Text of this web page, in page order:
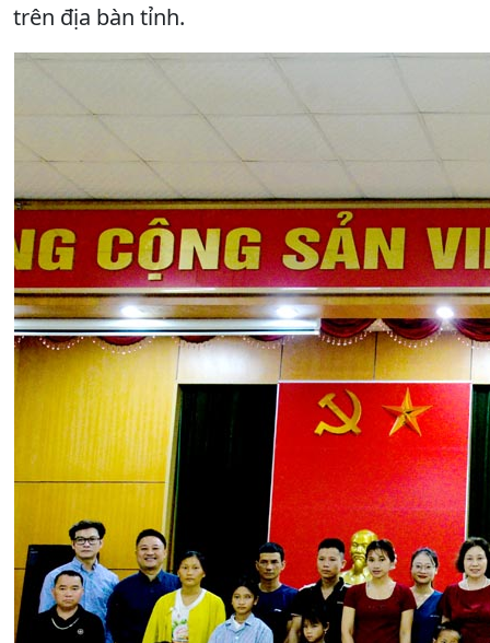
trên địa bàn tỉnh.